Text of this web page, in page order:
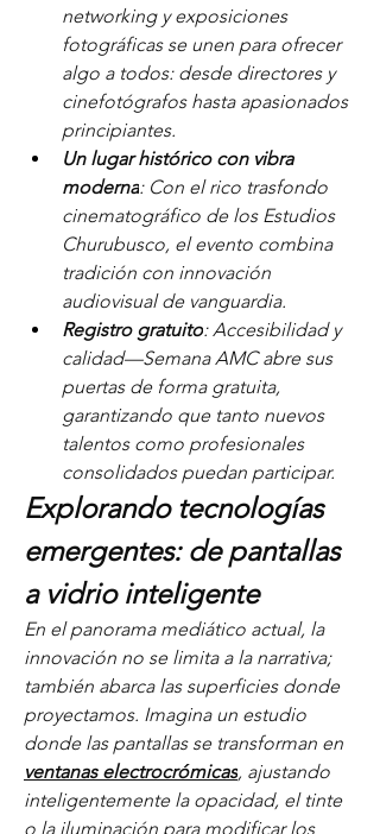
networking y exposiciones
fotográficas se unen para ofrecer
algo a todos: desde directores y
cinefotógrafos hasta apasionados
principiantes.
Un lugar histórico con vibra
moderna: Con el rico trasfondo
cinematográfico de los Estudios
Churubusco, el evento combina
tradición con innovación
audiovisual de vanguardia.
Registro gratuito: Accesibilidad y
calidad—Semana AMC abre sus
puertas de forma gratuita,
garantizando que tanto nuevos
talentos como profesionales
consolidados puedan participar.
Explorando tecnologías
emergentes: de pantallas
a vidrio inteligente
En el panorama mediático actual, la
innovación no se limita a la narrativa;
también abarca las superficies donde
proyectamos. Imagina un estudio
ventanas electrocrómicas, ajustando
inteligentemente la opacidad, el tinte
o la iluminación para modificar los